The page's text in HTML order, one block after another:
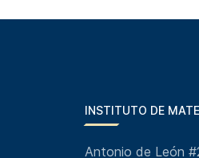
INSTITUTO DE
Antonio de León